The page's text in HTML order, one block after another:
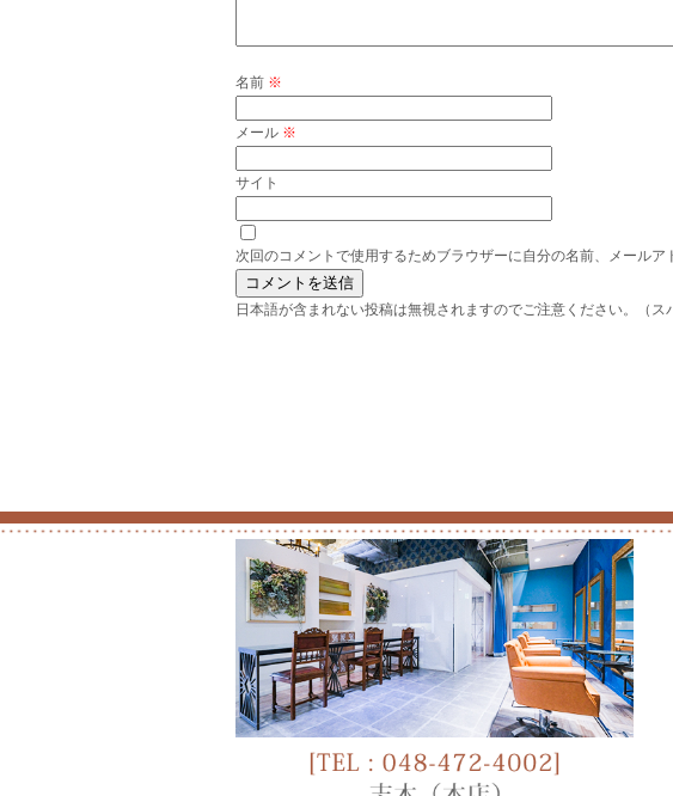
名前 ※
メール ※
サイト
次回のコメントで使用するためブラウザーに自分の名前、メールア
日本語が含まれない投稿は無視されますのでご注意ください。（ス